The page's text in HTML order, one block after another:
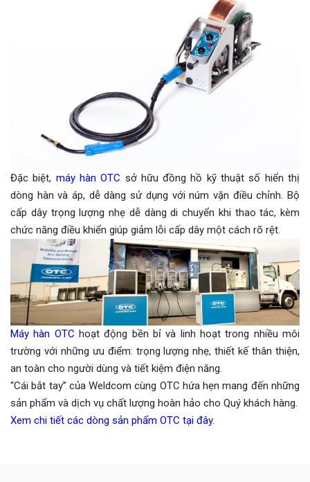
Đặc biệt, máy hàn OTC sở hữu đồng hồ kỹ thuật số hiển thị
dòng hàn và áp, dễ dàng sử dụng với núm vặn điều chỉnh. Bộ
cấp dây trọng lượng nhẹ dễ dàng di chuyển khi thao tác, kèm
chức năng điều khiển giúp giảm lỗi cấp dây một cách rõ rệt.
Máy hàn OTC hoạt động bền bỉ và linh hoạt trong nhiều môi
trường với những ưu điểm: trọng lượng nhẹ, thiết kế thân thiện,
an toàn cho người dùng và tiết kiệm điện năng.
“Cái bắt tay” của Weldcom cùng OTC hứa hẹn mang đến những
sản phẩm và dịch vụ chất lượng hoàn hảo cho Quý khách hàng.
Xem chi tiết các dòng sản phẩm OTC tại đây.